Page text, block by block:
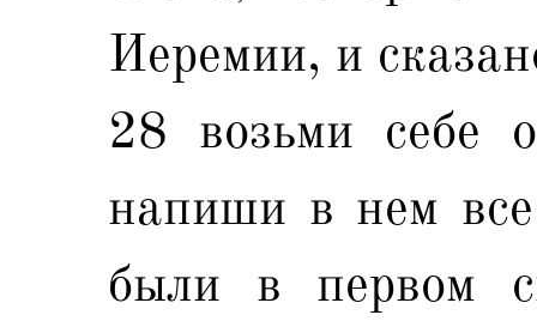
Иеремии, и
28 возьми себе
напиши в нем
были в первом